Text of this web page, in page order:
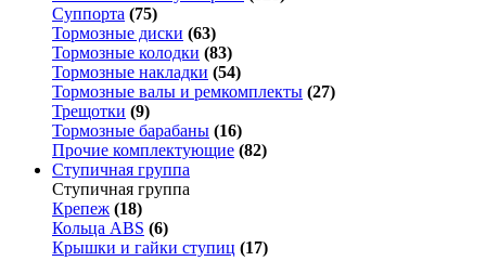
Суппорта (75)
Тормозные диски (63)
Тормозные колодки (83)
Тормозные накладки (54)
Тормозные валы и ремкомплекты (27)
Трещотки (9)
Тормозные барабаны (16)
Прочие комплектующие (82)
Ступичная группа
Ступичная группа
Крепеж (18)
Кольца ABS (6)
Крышки и гайки ступиц (17)